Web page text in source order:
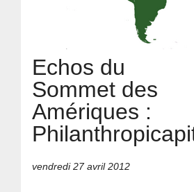
Echos du
Sommet des
Amériques :
vendredi 27 avril 2012